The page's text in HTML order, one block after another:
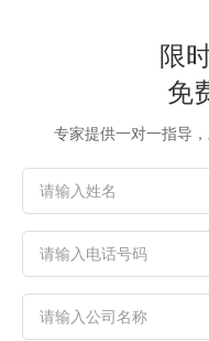
限
免
专家提供一对一指导